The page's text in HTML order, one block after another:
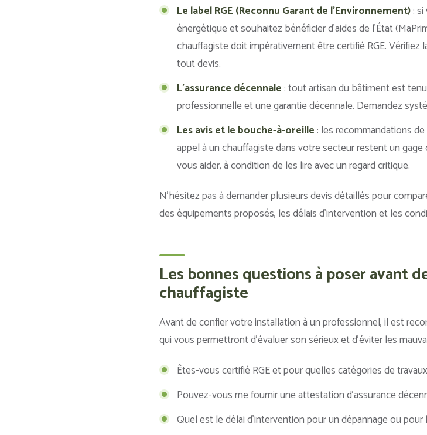
Le label RGE (Reconnu Garant de l’Environnement):
énergétique et souhaitez bénéficier d’aides de l’État
chauffagiste doit impérativement être certifié RGE.
tout devis.
L’assurance décennale : tout artisan du bâtiment est
professionnelle et une garantie décennale. Demandez
Les avis et le bouche-à-oreille : les recommandations
appel à un chauffagiste dans votre secteur restent un
vous aider, à condition de les lire avec un regard critique.
N’hésitez pas à demander plusieurs devis détaillés pour
des équipements proposés, les délais d’intervention et les
Les bonnes questions à poser avant
chauffagiste
Avant de confier votre installation à un professionnel, il est
qui vous permettront d’évaluer son sérieux et d’éviter les
Êtes-vous certifié RGE et pour quelles catégories de
Pouvez-vous me fournir une attestation d’assurance
Quel est le délai d’intervention pour un dépannage ou pour